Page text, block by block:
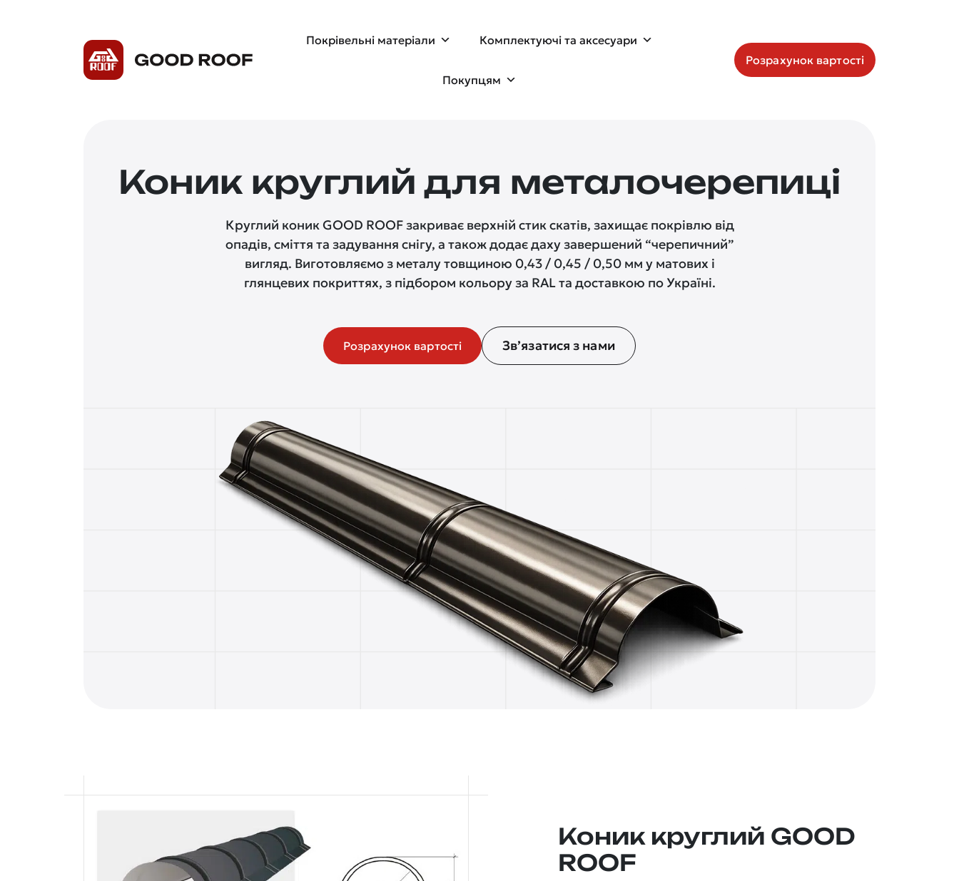
Покрівельні матеріали Комплектуючі та аксесуари
Покупцям
Розрахунок вартості
Коник круглий для металочерепиці
Круглий коник GOOD ROOF закриває верхній стик скатів, захищає покрівлю від
опадів, сміття та задування снігу, а також додає даху завершений “черепичний”
вигляд. Виготовляємо з металу товщиною 0,43 / 0,45 / 0,50 мм у матових і
глянцевих покриттях, з підбором кольору за RAL та доставкою по Україні.
Розрахунок вартості Зв’язатися з нами
Коник круглий GOOD
ROOF